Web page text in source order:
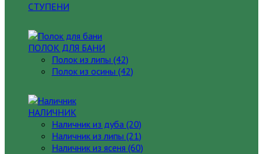
СТУПЕНИ
ПОЛОК ДЛЯ БАНИ
Полок из липы (42)
Полок из осины (42)
НАЛИЧНИК
Наличник из дуба (20)
Наличник из липы (21)
Наличник из ясеня (60)